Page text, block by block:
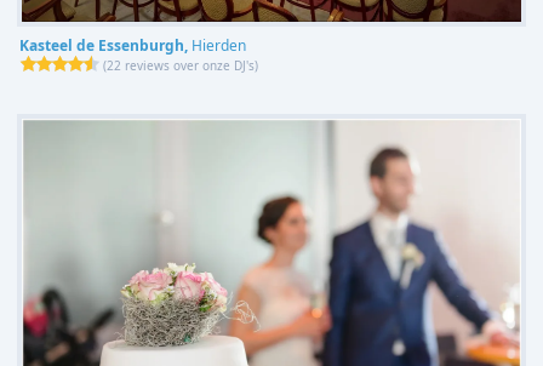
Kasteel de Essenburgh, Hierden
(22 reviews over onze DJ's)